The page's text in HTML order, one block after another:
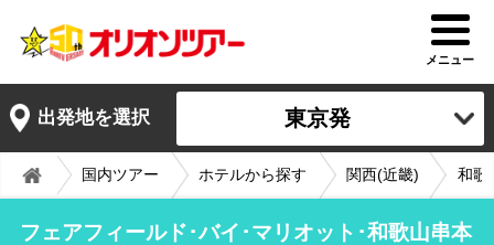
メニュー
出発地を選択 東京発
国内ツアー ホテルから探す 関西(近畿) 和歌
フェアフィールド･バイ･マリオット･和歌山串本